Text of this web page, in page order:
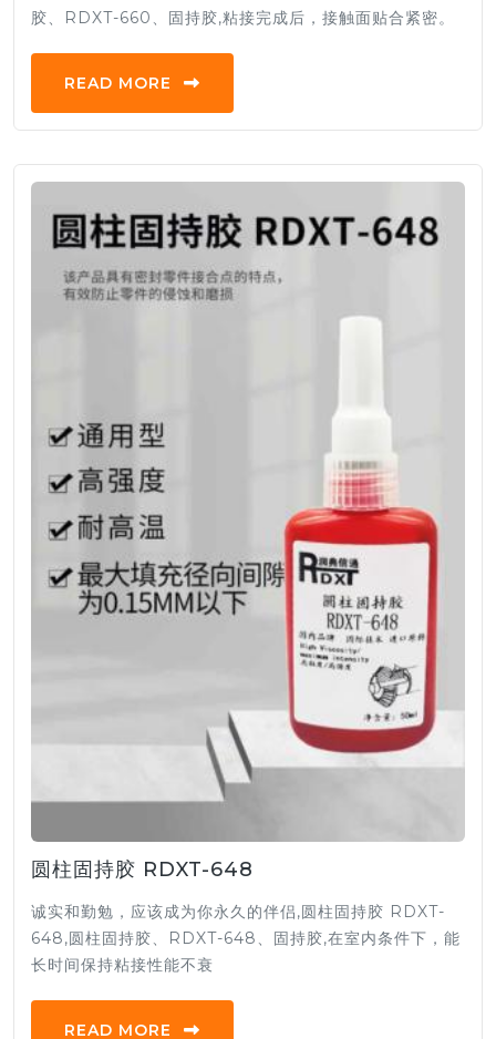
胶、RDXT-660、固持胶,粘接完成后，接触面贴合紧密。
READ MORE
圆柱固持胶 RDXT-648
诚实和勤勉，应该成为你永久的伴侣,圆柱固持胶 RDXT-
648,圆柱固持胶、RDXT-648、固持胶,在室内条件下，能
长时间保持粘接性能不衰
READ MORE